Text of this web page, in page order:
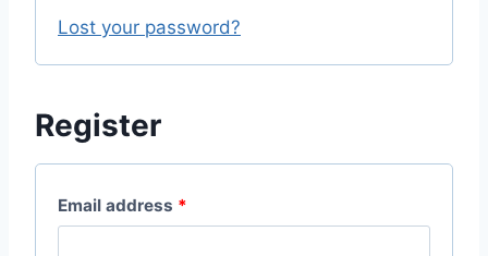
Lost your password?
Register
Email address *